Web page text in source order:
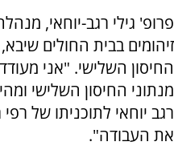
פרופ' גילי רגב-יוחאי,
זיהומים בבית החולים
החיסון השלישי. "אני
מנתוני החיסון השלישי
רגב יוחאי לתוכניתו של
את העבודה".